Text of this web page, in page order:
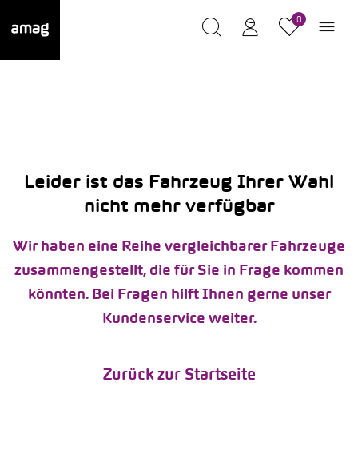
0
Leider ist das Fahrzeug Ihrer Wahl
nicht mehr verfügbar
Wir haben eine Reihe vergleichbarer Fahrzeuge
zusammengestellt, die für Sie in Frage kommen
könnten. Bei Fragen hilft Ihnen gerne unser
Kundenservice weiter.
Zurück zur Startseite